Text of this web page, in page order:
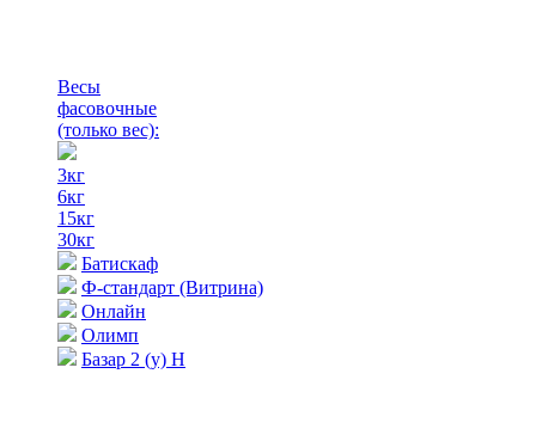
Весы
фасовочные
(только вес):
3кг
6кг
15кг
30кг
Батискаф
Ф-стандарт (Витрина)
Онлайн
Олимп
Базар 2 (у) Н